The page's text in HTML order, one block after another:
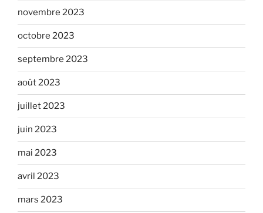
novembre 2023
octobre 2023
septembre 2023
août 2023
juillet 2023
juin 2023
mai 2023
avril 2023
mars 2023